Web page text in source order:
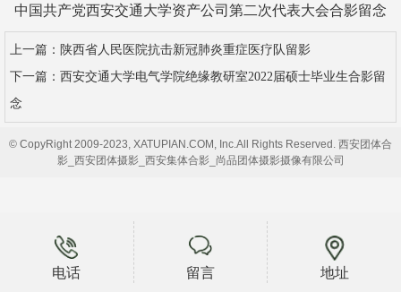
中国共产党西安交通大学资产公司第二次代表大会合影留念
上一篇： 陕西省人民医院抗击新冠肺炎重症医疗队留影
下一篇： 西安交通大学电气学院绝缘教研室2022届硕士毕业生合影留
念
© CopyRight 2009-2023, XATUPIAN.COM, Inc.All Rights Reserved. 西安团体合
影_西安团体摄影_西安集体合影_尚品团体摄影摄像有限公司
电话 留言 地址